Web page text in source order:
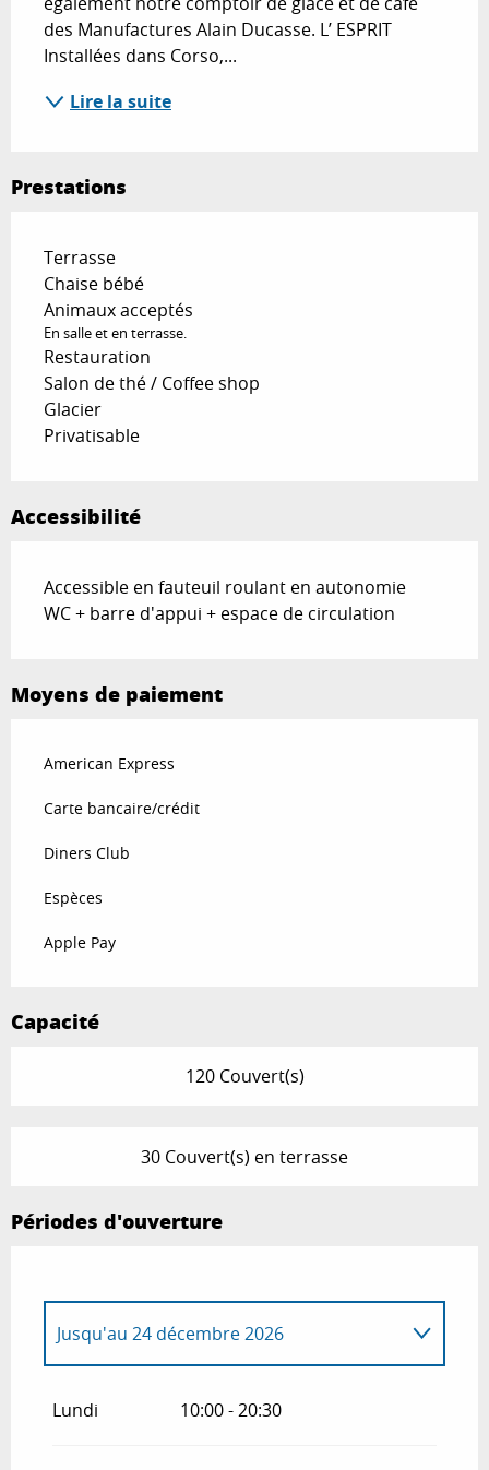
des Manufactures Alain Ducasse. L’ ESPRIT
Installées dans Corso,...
Lire la suite
Prestations
Terrasse
Chaise bébé
Animaux acceptés
En salle et en terrasse.
Restauration
Salon de thé / Coffee shop
Glacier
Privatisable
Accessibilité
Accessible en fauteuil roulant en autonomie
WC + barre d'appui + espace de circulation
Moyens de paiement
American Express
Carte bancaire/crédit
Diners Club
Espèces
Apple Pay
Capacité
120 Couvert(s)
30 Couvert(s) en terrasse
Périodes d'ouverture
Jusqu'au 24 décembre 2026
Lundi 10:00 - 20:30